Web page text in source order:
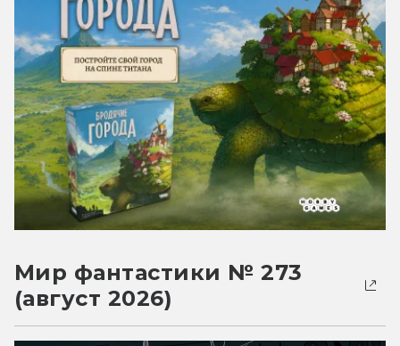
Мир фантастики № 273
(август 2026)